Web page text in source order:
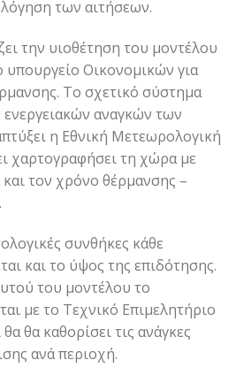
των αιτήσεων.
την υιοθέτηση του μοντέλου
Οικονομικών για
Το σχετικό σύστημα
αναγκών των
η Εθνική Μετεωρολογική
χαρτογραφήσει τη χώρα με
τον χρόνο θέρμανσης –
συνθήκες κάθε
και το ύψος της επιδότησης.
του μοντέλου το
με το Τεχνικό Επιμελητήριο
θα καθορίσει τις ανάγκες
ανά περιοχή.